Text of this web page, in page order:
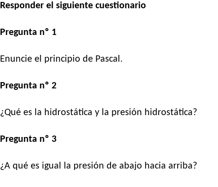
Responder el siguiente cuestionario
Pregunta nº 1
Enuncie el principio de Pascal.
Pregunta nº 2
¿Qué es la hidrostática y la presión hidrostática?
Pregunta nº 3
¿A qué es igual la presión de abajo hacia arriba?